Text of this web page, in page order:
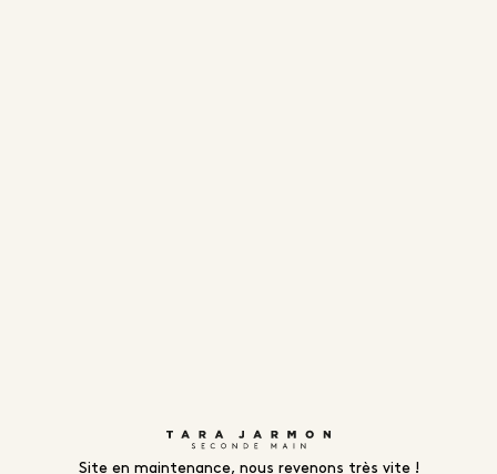
Site en maintenance, nous revenons très vite !